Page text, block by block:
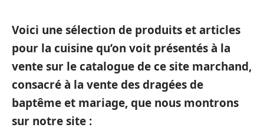
Voici une sélection de produits et articles
pour la cuisine qu’on voit présentés à la
vente sur le catalogue de ce site marchand,
consacré à la vente des dragées de
baptême et mariage, que nous montrons
sur notre site :